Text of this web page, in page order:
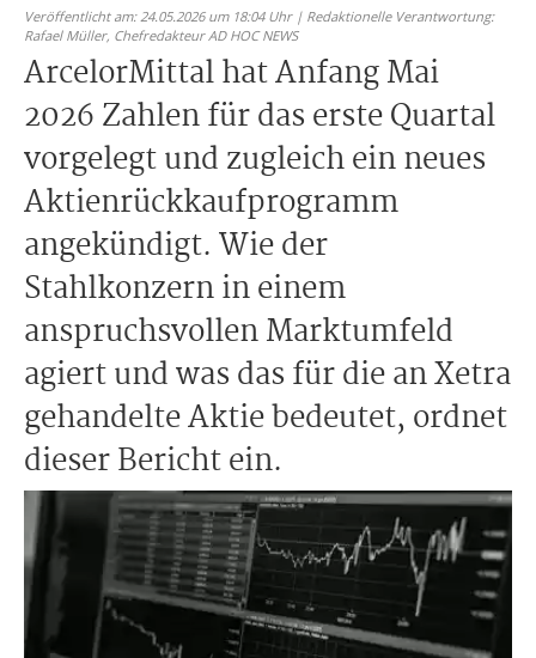
Veröffentlicht am: 24.05.2026 um 18:04 Uhr | Redaktionelle Verantwortung:
Rafael Müller, Chefredakteur AD HOC NEWS
ArcelorMittal hat Anfang Mai
2026 Zahlen für das erste Quartal
vorgelegt und zugleich ein neues
Aktienrückkaufprogramm
angekündigt. Wie der
Stahlkonzern in einem
anspruchsvollen Marktumfeld
agiert und was das für die an Xetra
gehandelte Aktie bedeutet, ordnet
dieser Bericht ein.